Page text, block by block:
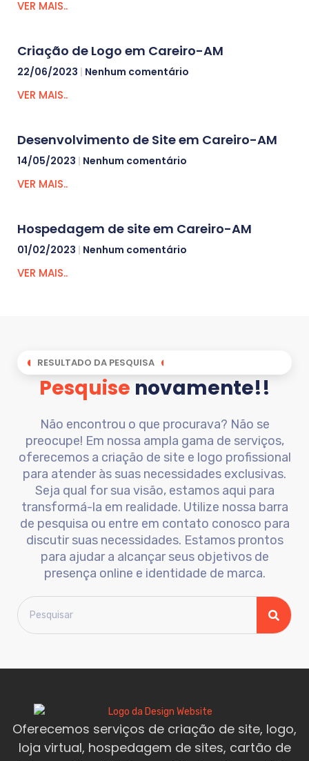
VER MAIS..
Criação de Logo em Careiro-AM
22/06/2023 Nenhum comentário
VER MAIS..
Desenvolvimento de Site em Careiro-AM
14/05/2023 Nenhum comentário
VER MAIS..
Hospedagem de site em Careiro-AM
01/02/2023 Nenhum comentário
VER MAIS..
RESULTADO DA PESQUISA
Pesquise novamente!!
Não encontrou o que procurava? Não se
preocupe! Em nossa ampla gama de serviços,
oferecemos a criação de site e logo profissional
para atender às suas necessidades exclusivas.
Seja qual for sua visão, estamos aqui para
transformá-la em realidade. Utilize nossa barra
de pesquisa ou entre em contato conosco para
discutir suas necessidades. Estamos prontos
para ajudar a alcançar seus objetivos de
presença online e identidade de marca.
Oferecemos serviços de criação de site, logo,
loja virtual, hospedagem de sites, cartão de